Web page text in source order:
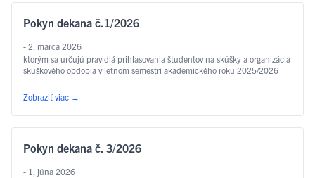
Pokyn dekana č.1/2026
- 2. marca 2026
ktorým sa určujú pravidlá prihlasovania študentov na skúšky a organizácia
skúškového obdobia v letnom semestri akademického roku 2025/2026
Zobraziť viac →
Pokyn dekana č. 3/2026
- 1. júna 2026